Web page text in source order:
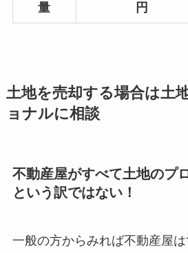
量
円
土地を売却する場合は土
ョナルに相談
不動産屋がすべて土地のプ
という訳ではない！
一般の方からみれば不動産屋